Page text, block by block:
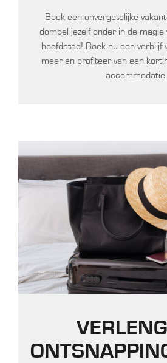
Boek een onvergetelijke
dompel jezelf onder in de magie
hoofdstad! Boek nu een verblijf
meer en profiteer van een
accommodatie.